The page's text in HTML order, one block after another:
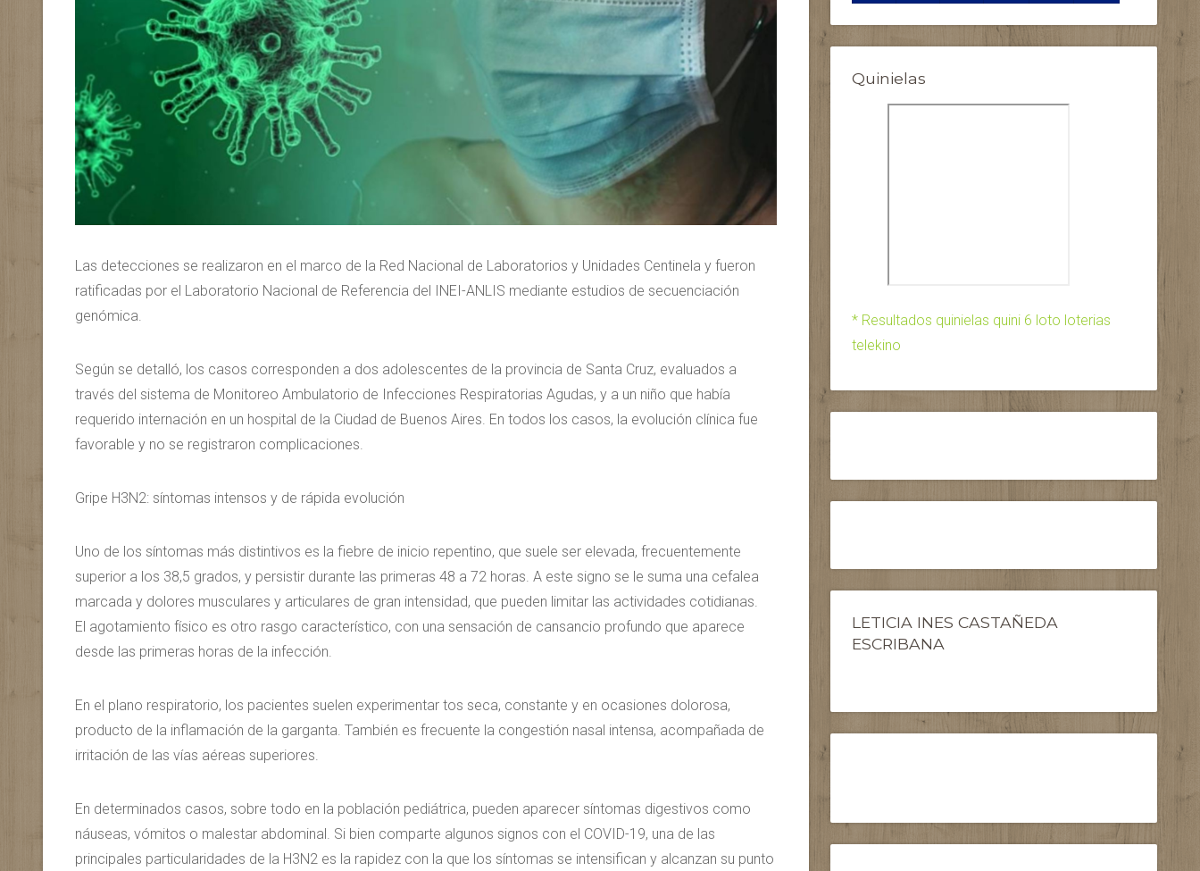
Las detecciones se realizaron en el marco de la Red Nacional de Laboratorios y Unidades Centinela y fueron
ratificadas por el Laboratorio Nacional de Referencia del INEI-ANLIS mediante estudios de secuenciación
genómica.
Según se detalló, los casos corresponden a dos adolescentes de la provincia de Santa Cruz, evaluados a
través del sistema de Monitoreo Ambulatorio de Infecciones Respiratorias Agudas, y a un niño que había
requerido internación en un hospital de la Ciudad de Buenos Aires. En todos los casos, la evolución clínica fue
favorable y no se registraron complicaciones.
Gripe H3N2: síntomas intensos y de rápida evolución
Uno de los síntomas más distintivos es la fiebre de inicio repentino, que suele ser elevada, frecuentemente
superior a los 38,5 grados, y persistir durante las primeras 48 a 72 horas. A este signo se le suma una cefalea
marcada y dolores musculares y articulares de gran intensidad, que pueden limitar las actividades cotidianas.
El agotamiento físico es otro rasgo característico, con una sensación de cansancio profundo que aparece
desde las primeras horas de la infección.
En el plano respiratorio, los pacientes suelen experimentar tos seca, constante y en ocasiones dolorosa,
producto de la inflamación de la garganta. También es frecuente la congestión nasal intensa, acompañada de
irritación de las vías aéreas superiores.
En determinados casos, sobre todo en la población pediátrica, pueden aparecer síntomas digestivos como
náuseas, vómitos o malestar abdominal. Si bien comparte algunos signos con el COVID-19, una de las
principales particularidades de la H3N2 es la rapidez con la que los síntomas se intensifican y alcanzan su punto
Quinielas
* Resultados quinielas quini 6 loto loterias
telekino
LETICIA INES CASTAÑEDA
ESCRIBANA